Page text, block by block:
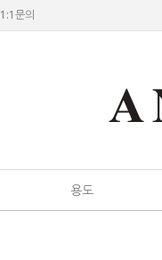
1:1문의
용도